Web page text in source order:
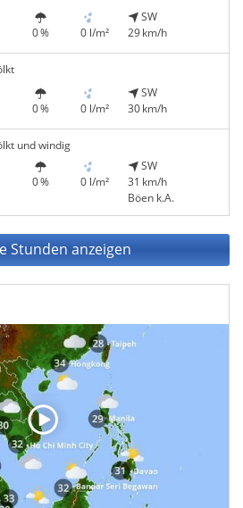
0 % 0 l/m²
SW
29 km/h
0 % 0 l/m²
SW
30 km/h
und windig
0 % 0 l/m²
SW
31 km/h
Böen k.A.
Stunden anzeigen